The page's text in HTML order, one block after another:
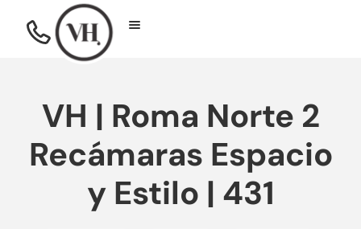
VH | Roma Norte 2
Recámaras Espacio
y Estilo | 431